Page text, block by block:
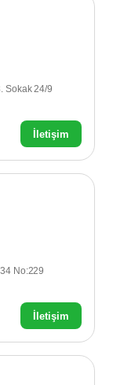
Sokak 24/9
İletişim
No:229
İletişim